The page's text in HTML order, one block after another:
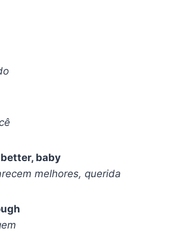
baby
melhores, querida